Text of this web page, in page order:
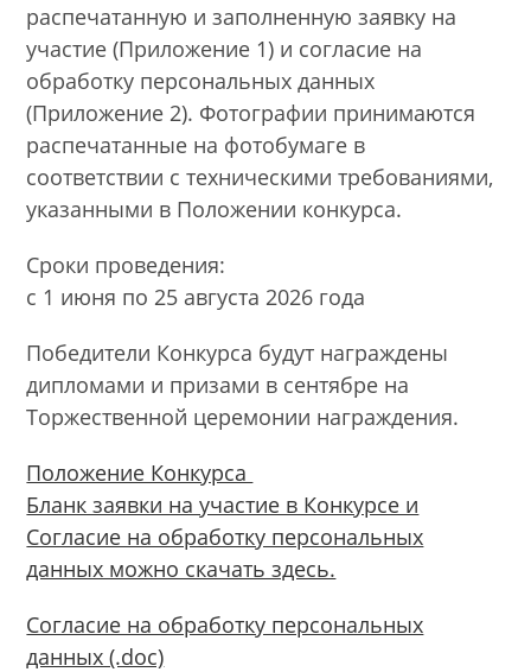
распечатанную и заполненную заявку на
участие (Приложение 1) и согласие на
обработку персональных данных
(Приложение 2). Фотографии принимаются
распечатанные на фотобумаге в
соответствии с техническими требованиями,
указанными в Положении конкурса.
Сроки проведения:
с 1 июня по 25 августа 2026 года
Победители Конкурса будут награждены
дипломами и призами в сентябре на
Торжественной церемонии награждения.
Положение Конкурса
Бланк заявки на участие в Конкурсе и
Согласие на обработку персональных
данных можно скачать здесь.
Согласие на обработку персональных
данных (.doc)